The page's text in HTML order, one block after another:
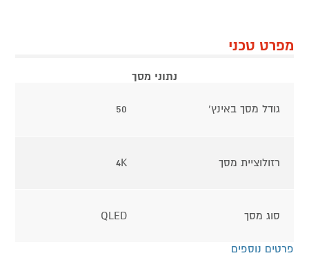
מפרט טכני
נתוני מסך
גודל מסך באינץ' 50
רזולוציית מסך 4K
סוג מסך QLED
פרטים נוספים